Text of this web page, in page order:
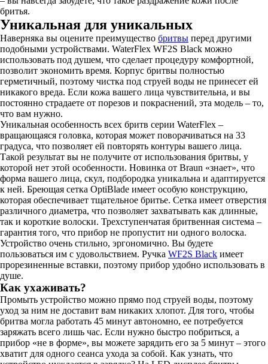
бритья.
Уникальная для уникальных
Наверняка вы оцените преимущество бритвы перед другими
подобными устройствами. WaterFlex WF2S Black можно
использовать под душем, что сделает процедуру комфортной,
позволит экономить время. Корпус бритвы полностью
герметичный, поэтому чистка под струей воды не принесет ей
никакого вреда. Если кожа вашего лица чувствительна, и вы
постоянно страдаете от порезов и покраснений, эта модель – то,
что вам нужно.
Уникальная особенность всех бритв серии WaterFlex –
вращающаяся головка, которая может поворачиваться на 33
градуса, что позволяет ей повторять контуры вашего лица.
Такой результат вы не получите от использования бритвы, у
которой нет этой особенности. Новинка от Braun «знает», что
форма вашего лица, скул, подбородка уникальна и адаптируется
к ней. Бреющая сетка OptiBlade имеет особую конструкцию,
которая обеспечивает тщательное бритье. Сетка имеет отверстия
различного диаметра, что позволяет захватывать как длинные,
так и короткие волоски. Трехступенчатая бритвенная система –
гарантия того, что прибор не пропустит ни одного волоска.
Устройство очень стильно, эргономично. Вы будете
пользоваться им с удовольствием. Ручка WF2S Black имеет
прорезиненные вставки, поэтому прибор удобно использовать в
душе.
Как ухаживать?
Промыть устройство можно прямо под струей воды, поэтому
уход за ним не доставит вам никаких хлопот. Для того, чтобы
бритва могла работать 45 минут автономно, ее потребуется
заряжать всего лишь час. Если нужно быстро побриться, а
прибор «не в форме», вы можете зарядить его за 5 минут – этого
хватит для одного сеанса ухода за собой. Как узнать, что